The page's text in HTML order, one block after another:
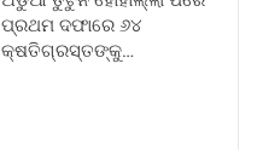
ପ୍ରଥମ ଦଫାରେ ୬୪
କ୍ଷତିଗ୍ରସ୍ତଙ୍କୁ…